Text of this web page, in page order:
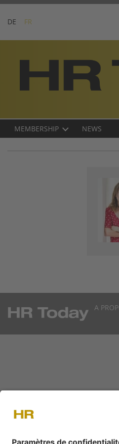
Skip
content
DE FR
Main
MEMBERSHIP NEWS
A